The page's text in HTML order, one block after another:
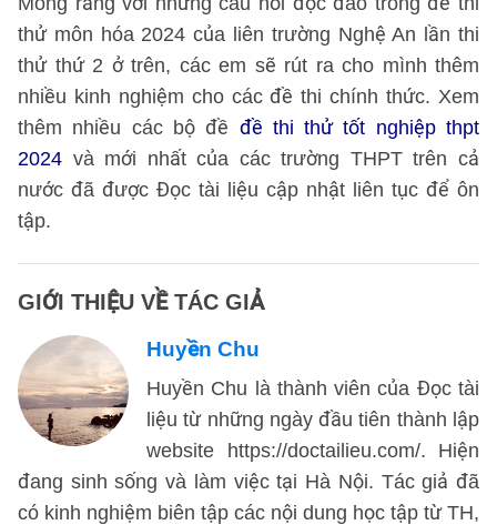
thử môn hóa 2024 của liên trường Nghệ An lần thi
thử thứ 2 ở trên, các em sẽ rút ra cho mình thêm
nhiều kinh nghiệm cho các đề thi chính thức. Xem
thêm nhiều các bộ đề đề thi thử tốt nghiệp thpt
2024 và mới nhất của các trường THPT trên cả
nước đã được Đọc tài liệu cập nhật liên tục để ôn
tập.
GIỚI THIỆU VỀ TÁC GIẢ
Huyền Chu
Huyền Chu là thành viên của Đọc tài
liệu từ những ngày đầu tiên thành lập
website https://doctailieu.com/. Hiện
đang sinh sống và làm việc tại Hà Nội. Tác giả đã
có kinh nghiệm biên tập các nội dung học tập từ TH,